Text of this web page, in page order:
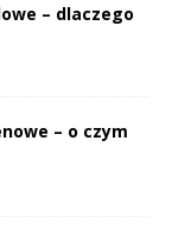
– dlaczego
– o czym